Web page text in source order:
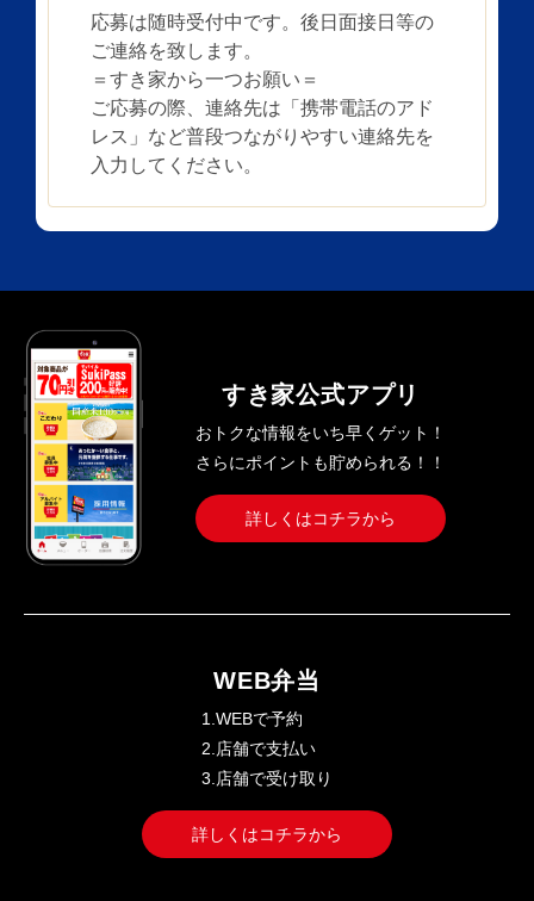
応募は随時受付中です。後日面接日等の
ご連絡を致します。
＝すき家から一つお願い＝
ご応募の際、連絡先は「携帯電話のアド
レス」など普段つながりやすい連絡先を
入力してください。
すき家公式アプリ
おトクな情報をいち早くゲット！
さらにポイントも貯められる！！
詳しくはコチラから
WEB弁当
1.WEBで予約
2.店舗で支払い
3.店舗で受け取り
詳しくはコチラから